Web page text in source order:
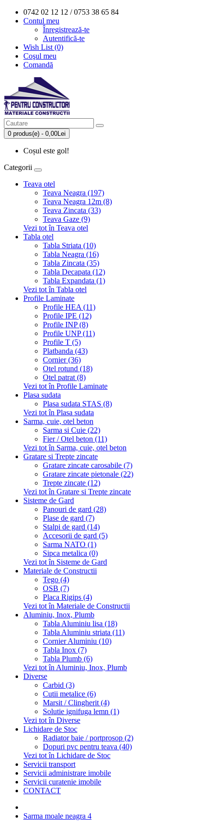
0742 02 12 12 / 0753 38 65 84
Contul meu
Înregistrează-te
Autentifică-te
Wish List (0)
Coşul meu
Comandă
0 produs(e) - 0,00Lei
Coșul este gol!
Categorii
Teava otel
Teava Neagra (197)
Teava Neagra 12m (8)
Teava Zincata (33)
Teava Gaze (9)
Vezi tot în Teava otel
Tabla otel
Tabla Striata (10)
Tabla Neagra (16)
Tabla Zincata (35)
Tabla Decapata (12)
Tabla Expandata (1)
Vezi tot în Tabla otel
Profile Laminate
Profile HEA (11)
Profile IPE (12)
Profile INP (8)
Profile UNP (11)
Profile T (5)
Platbanda (43)
Cornier (36)
Otel rotund (18)
Otel patrat (8)
Vezi tot în Profile Laminate
Plasa sudata
Plasa sudata STAS (8)
Vezi tot în Plasa sudata
Sarma, cuie, otel beton
Sarma si Cuie (22)
Fier / Otel beton (11)
Vezi tot în Sarma, cuie, otel beton
Gratare si Trepte zincate
Gratare zincate carosabile (7)
Gratare zincate pietonale (22)
Trepte zincate (12)
Vezi tot în Gratare si Trepte zincate
Sisteme de Gard
Panouri de gard (28)
Plase de gard (7)
Stalpi de gard (14)
Accesorii de gard (5)
Sarma NATO (1)
Sipca metalica (0)
Vezi tot în Sisteme de Gard
Materiale de Constructii
Tego (4)
OSB (7)
Placa Rigips (4)
Vezi tot în Materiale de Constructii
Aluminiu, Inox, Plumb
Tabla Aluminiu lisa (18)
Tabla Aluminiu striata (11)
Cornier Aluminiu (10)
Tabla Inox (7)
Tabla Plumb (6)
Vezi tot în Aluminiu, Inox, Plumb
Diverse
Carbid (3)
Cutii metalice (6)
Marsit / Clingherit (4)
Solutie ignifuga lemn (1)
Vezi tot în Diverse
Lichidare de Stoc
Radiator baie / portprosop (2)
Dopuri pvc pentru teava (40)
Vezi tot în Lichidare de Stoc
Servicii transport
Servicii administrare imobile
Servicii curatenie imobile
CONTACT
Sarma moale neagra 4